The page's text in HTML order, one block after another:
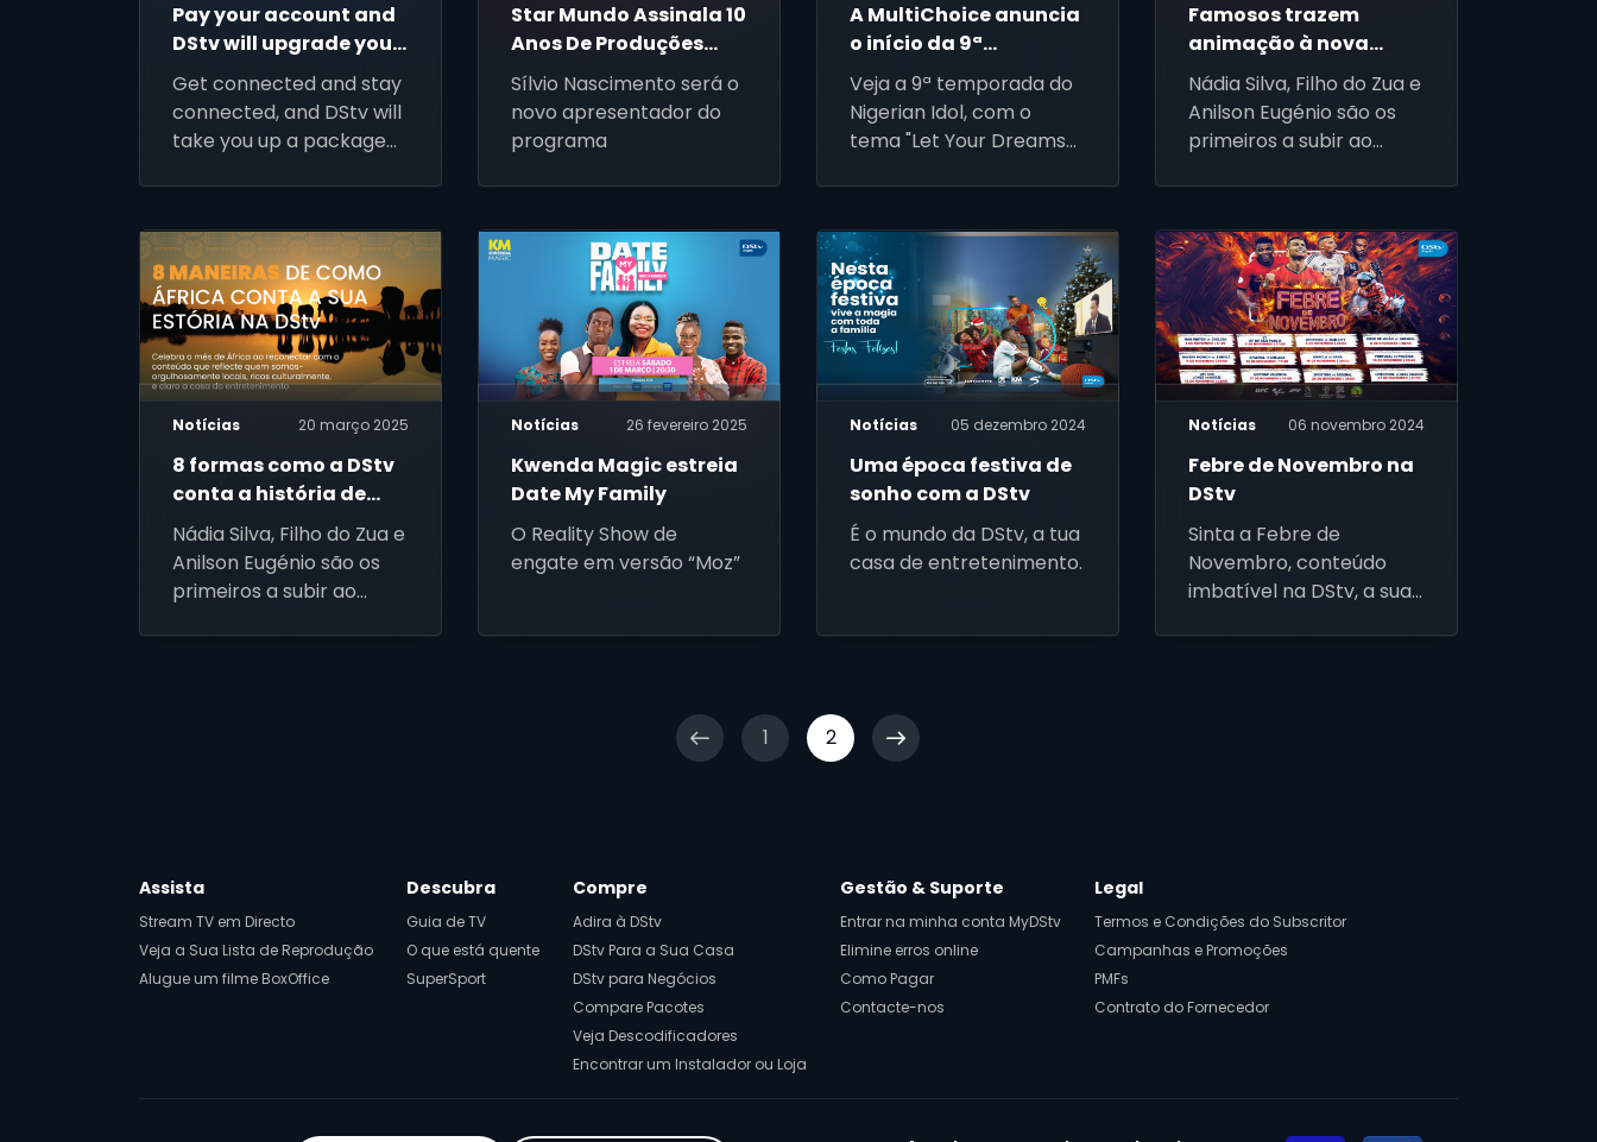
Pay your account and
DStv will upgrade you
– because We Got You
Get connected and stay
connected, and DStv will
take you up a package
Star Mundo Assinala 10
Anos De Produções
Nacionais
Sílvio Nascimento será o
novo apresentador do
programa
A MultiChoice anuncia
o início da 9ª
temporada do
Nigerian Idol
Veja a 9ª temporada do
Nigerian Idol, com o
tema "Let Your Dreams
no canal 198 da DStv
Famosos trazem
animação à nova
temporada de "TROPA
D’OS TUNEZA VIP"
Nádia Silva, Filho do Zua e
Anilson Eugénio são os
primeiros a subir ao
Notícias 20 março 2025
8 formas como a DStv
conta a história de
África – alto,
orgulhoso e sem filtros
Nádia Silva, Filho do Zua e
Anilson Eugénio são os
primeiros a subir ao
Notícias 26 fevereiro 2025
Kwenda Magic estreia
Date My Family
O Reality Show de
engate em versão “Moz”
Notícias 05 dezembro 2024
Uma época festiva de
sonho com a DStv
É o mundo da DStv, a tua
casa de entretenimento.
Notícias 06 novembro 2024
Febre de Novembro na
DStv
Sinta a Febre de
Novembro, conteúdo
imbatível na DStv, a sua
1 2
Assista
Stream TV em Directo
Veja a Sua Lista de Reprodução
Alugue um filme BoxOffice
Descubra
Guia de TV
O que está quente
SuperSport
Compre
Adira à DStv
DStv Para a Sua Casa
DStv para Negócios
Compare Pacotes
Veja Descodificadores
Encontrar um Instalador ou Loja
Gestão & Suporte
Entrar na minha conta MyDStv
Elimine erros online
Como Pagar
Contacte-nos
Legal
Termos e Condições do Subscritor
Campanhas e Promoções
PMFs
Contrato do Fornecedor